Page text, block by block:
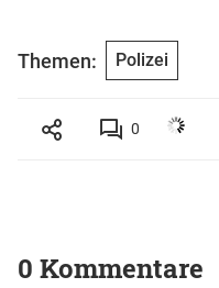
Themen: Polizei
0
0 Kommentare